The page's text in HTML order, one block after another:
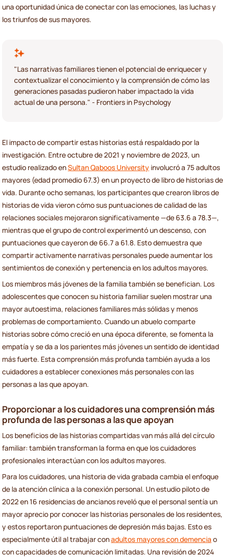
una oportunidad única de conectar con las emociones, las luchas y
los triunfos de sus mayores.
"Las narrativas familiares tienen el potencial de enriquecer y
contextualizar el conocimiento y la comprensión de cómo las
generaciones pasadas pudieron haber impactado la vida
actual de una persona." - Frontiers in Psychology
El impacto de compartir estas historias está respaldado por la
investigación. Entre octubre de 2021 y noviembre de 2023, un
estudio realizado enSultan Qaboos University involucró a 75 adultos
mayores (edad promedio 67.3) en un proyecto de libro de historias de
vida. Durante ocho semanas, los participantes que crearon libros de
historias de vida vieron cómo sus puntuaciones de calidad de las
relaciones sociales mejoraron significativamente —de 63.6 a 78.3—,
mientras que el grupo de control experimentó un descenso, con
puntuaciones que cayeron de 66.7 a 61.8. Esto demuestra que
compartir activamente narrativas personales puede aumentar los
sentimientos de conexión y pertenencia en los adultos mayores.
Los miembros más jóvenes de la familia también se benefician. Los
adolescentes que conocen su historia familiar suelen mostrar una
mayor autoestima, relaciones familiares más sólidas y menos
problemas de comportamiento. Cuando un abuelo comparte
historias sobre cómo creció en una época diferente, se fomenta la
empatía y se da a los parientes más jóvenes un sentido de identidad
más fuerte. Esta comprensión más profunda también ayuda a los
cuidadores a establecer conexiones más personales con las
personas a las que apoyan.
Proporcionar a los cuidadores una comprensión más
profunda de las personas a las que apoyan
Los beneficios de las historias compartidas van más allá del círculo
familiar: también transforman la forma en que los cuidadores
profesionales interactúan con los adultos mayores.
Para los cuidadores, una historia de vida grabada cambia el enfoque
de la atención clínica a la conexión personal. Un estudio piloto de
2022 en 16 residencias de ancianos reveló que el personal sentía un
mayor aprecio por conocer las historias personales de los residentes,
y estos reportaron puntuaciones de depresión más bajas. Esto es
especialmente útil al trabajar conadultos mayores con demencia o
con capacidades de comunicación limitadas. Una revisión de 2024